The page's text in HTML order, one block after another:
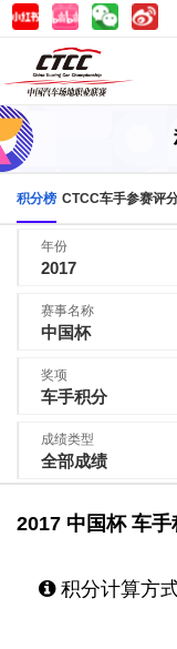
积分榜 CTCC车手参赛评
年份
2017
赛事名称
中国杯
奖项
车手积分
成绩类型
全部成绩
2017 中国杯 车手
积分计算方